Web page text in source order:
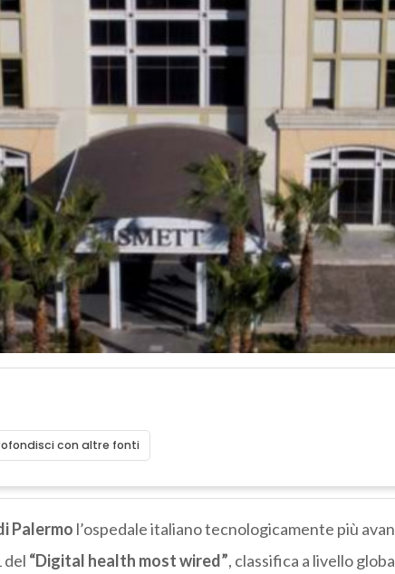
con altre fonti
Palermo l’ospedale italiano tecnologicamente più
del “Digital health most wired”, classifica a livello